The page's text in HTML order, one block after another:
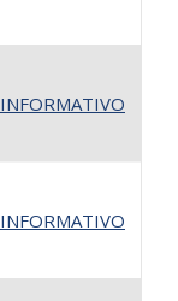
INFORMATIVO
INFORMATIVO